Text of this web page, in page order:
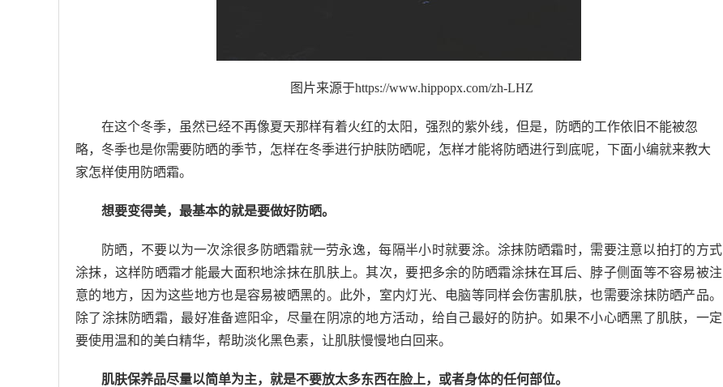
图片来源于https://www.hippopx.com/zh-LHZ
在这个冬季，虽然已经不再像夏天那样有着火红的太阳，强烈的紫外线，但是，防晒的工作依旧不能被忽
略，冬季也是你需要防晒的季节，怎样在冬季进行护肤防晒呢，怎样才能将防晒进行到底呢，下面小编就来教大
家怎样使用防晒霜。
想要变得美，最基本的就是要做好防晒。
防晒，不要以为一次涂很多防晒霜就一劳永逸，每隔半小时就要涂。涂抹防晒霜时，需要注意以拍打的方式
涂抹，这样防晒霜才能最大面积地涂抹在肌肤上。其次，要把多余的防晒霜涂抹在耳后、脖子侧面等不容易被注
意的地方，因为这些地方也是容易被晒黑的。此外，室内灯光、电脑等同样会伤害肌肤，也需要涂抹防晒产品。
除了涂抹防晒霜，最好准备遮阳伞，尽量在阴凉的地方活动，给自己最好的防护。如果不小心晒黑了肌肤，一定
要使用温和的美白精华，帮助淡化黑色素，让肌肤慢慢地白回来。
肌肤保养品尽量以简单为主，就是不要放太多东西在脸上，或者身体的任何部位。